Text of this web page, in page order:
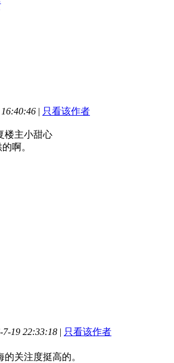
| 只看该作者
楼主小甜心
啊。
19 22:33:18 | 只看该作者
关注度挺高的。